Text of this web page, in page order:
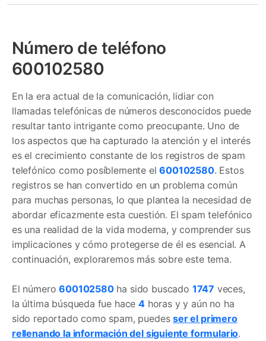
Número de teléfono
600102580
En la era actual de la comunicación, lidiar con
llamadas telefónicas de números desconocidos puede
resultar tanto intrigante como preocupante. Uno de
los aspectos que ha capturado la atención y el interés
es el crecimiento constante de los registros de spam
telefónico como posíblemente el600102580. Estos
registros se han convertido en un problema común
para muchas personas, lo que plantea la necesidad de
abordar eficazmente esta cuestión. El spam telefónico
es una realidad de la vida moderna, y comprender sus
implicaciones y cómo protegerse de él es esencial. A
continuación, exploraremos más sobre este tema.
El número600102580ha sido buscado 1747 veces,
la última búsqueda fue hace4horas y y aún no ha
sido reportado como spam, puedesser el primero
rellenando la información del siguiente formulario.